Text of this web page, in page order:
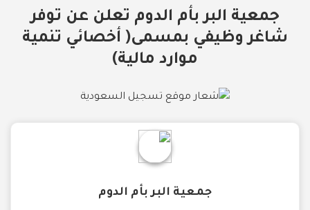
جمعية البر بأم الدوم تعلن عن توفر
شاغر وظيفي بمسمى( أخصائي تنمية
موارد مالية)
جمعية البر بأم الدوم